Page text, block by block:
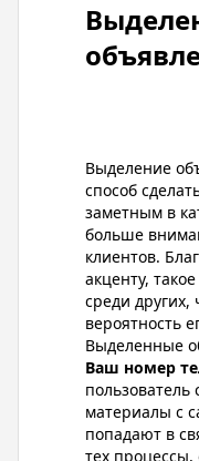
Выделение
способ
заметным в
больше
клиентов.
акценту,
среди других,
вероятность
Выделенные
Ваш номер
пользователь
материалы с
попадают в
тех процессы,